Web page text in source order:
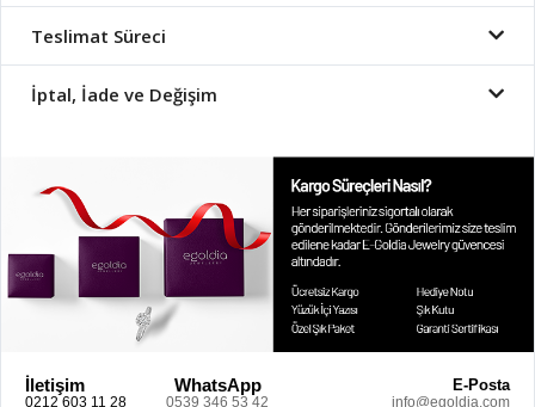
Teslimat Süreci
İptal, İade ve Değişim
İletişim
0212 603 11 28
WhatsApp
0539 346 53 42
E-Posta
info@egoldia.com